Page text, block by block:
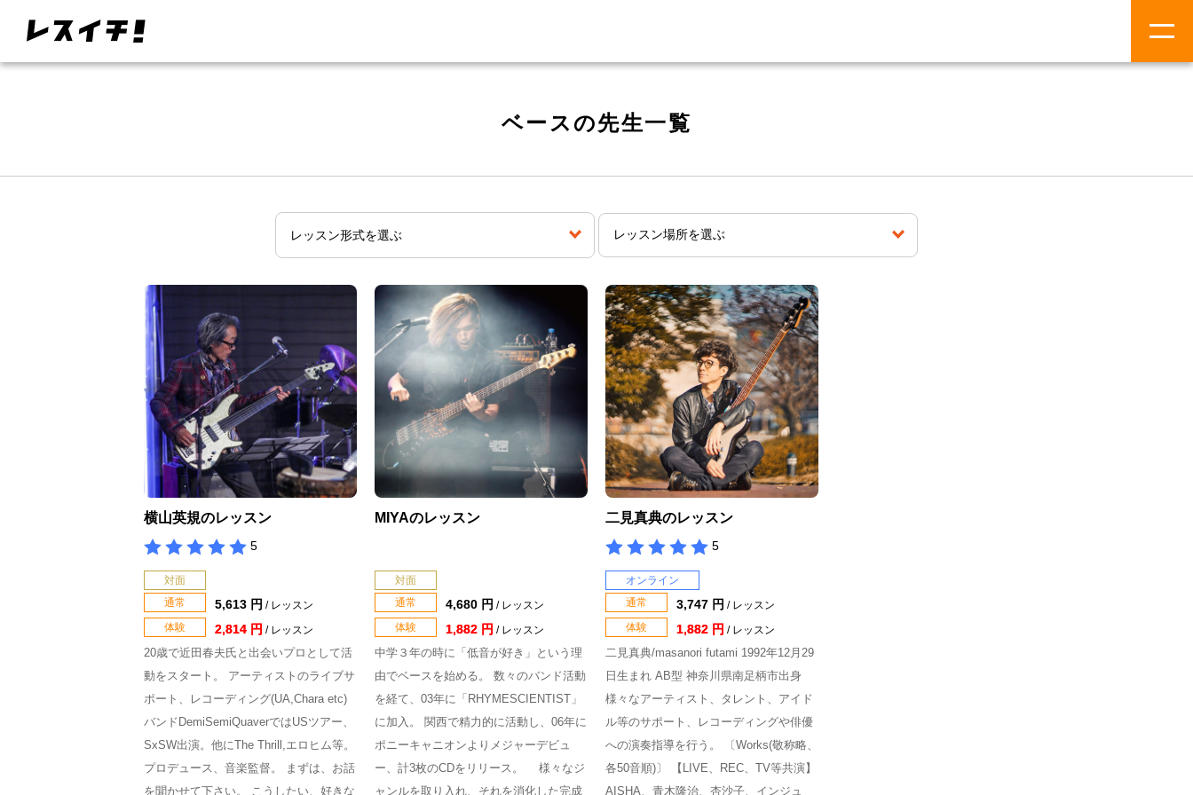
ベースの先生一覧
横山英規のレッスン
5
対面
通常
5,613 円 / レッスン
体験
2,814 円 / レッスン
20歳で近田春夫氏と出会いプロとして活
動をスタート。 アーティストのライブサ
ポート、レコーディング(UA,Chara etc)
バンドDemiSemiQuaverではUSツアー、
SxSW出演。他にThe Thrill,エロヒム等。
プロデュース、音楽監督。 まずは、お話
を聞かせて下さい。 こうしたい、好きな
MIYAのレッスン
対面
通常
4,680 円 / レッスン
体験
1,882 円 / レッスン
中学３年の時に「低音が好き」という理
由でベースを始める。 数々のバンド活動
を経て、03年に「RHYMESCIENTIST」
に加入。 関西で精力的に活動し、06年に
ポニーキャニオンよりメジャーデビュ
ー、計3枚のCDをリリース。 様々なジ
ャンルを取り入れ、それを消化した完成
二見真典のレッスン
5
オンライン
通常
3,747 円 / レッスン
体験
1,882 円 / レッスン
二見真典/masanori futami 1992年12月29
日生まれ AB型 神奈川県南足柄市出身
様々なアーティスト、タレント、アイド
ル等のサポート、レコーディングや俳優
への演奏指導を行う。 〔Works(敬称略、
各50音順)〕 【LIVE、REC、TV等共演】
AISHA、青木隆治、杏沙子、インジュ